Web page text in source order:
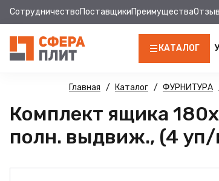
СотрудничествоПоставщикиПреимущества
КАТАЛОГ
ЛДСП
КРОМКА
МДФ
МДФ ПАНЕЛИ
Главная Каталог ФУРНИТУРА
Комплект ящика
полн. выдвиж., (4 уп/